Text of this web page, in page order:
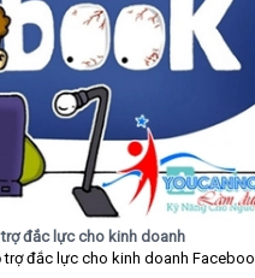
đắc lực cho kinh doanh
đắc lực cho kinh doanh